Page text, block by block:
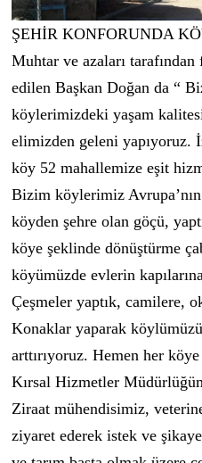
ŞEHİR KONFORUNDA
Muhtar ve azaları tarafından
edilen Başkan Doğan da “
köylerimizdeki yaşam
elimizden geleni yapıyoruz.
köy 52 mahallemize eşit
Bizim köylerimiz
köyden şehre olan göçü,
köye şeklinde dönüştürme
köyümüzde evlerin
Çeşmeler yaptık, camilere,
Konaklar yaparak
arttırıyoruz. Hemen her
Kırsal Hizmetler
Ziraat mühendisimiz,
ziyaret ederek istek ve